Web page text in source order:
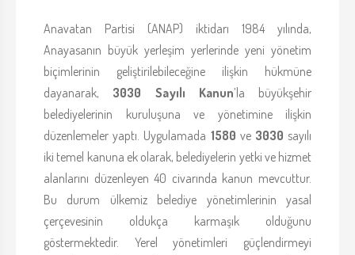
Anavatan Partisi (ANAP) iktidarı 1984 yılında,
Anayasanın büyük yerleşim yerlerinde yeni yönetim
biçimlerinin geliştirilebileceğine ilişkin hükmüne
dayanarak, 3030 Sayılı Kanun’la büyükşehir
belediyelerinin kuruluşuna ve yönetimine ilişkin
düzenlemeler yaptı. Uygulamada 1580 ve 3030 sayılı
iki temel kanuna ek olarak, belediyelerin yetki ve hizmet
alanlarını düzenleyen 40 civarında kanun mevcuttur.
Bu durum ülkemiz belediye yönetimlerinin yasal
çerçevesinin oldukça karmaşık olduğunu
göstermektedir. Yerel yönetimleri güçlendirmeyi